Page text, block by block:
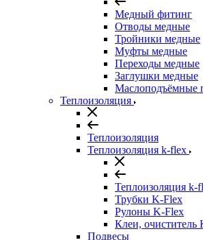
Медный фитинг
Отводы медные
Тройники медные
Муфты медные
Переходы медные
Заглушки медные
Маслоподъёмные
Теплоизоляция
Теплоизоляция
Теплоизоляция k-flex
Теплоизоляция k-
Трубки K-Flex
Рулоны K-Flex
Клеи, очиститель
Подвесы